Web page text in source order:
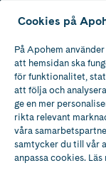
Apotek med
av
Cookies på
På Apohem
att hemsidan ska
för funktionalitet,
att följa och
ge en mer
rikta relevant
våra
samtycker du till vår
anpassa cookies. Läs